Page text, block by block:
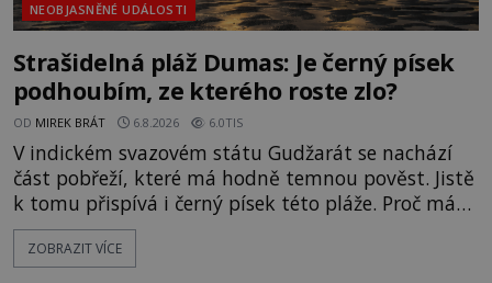
NEOBJASNĚNÉ UDÁLOSTI
Strašidelná pláž Dumas: Je černý písek
podhoubím, ze kterého roste zlo?
OD MIREK BRÁT 6.8.2026 6.0TIS
V indickém svazovém státu Gudžarát se nachází
část pobřeží, které má hodně temnou pověst. Jistě
k tomu přispívá i černý písek této pláže. Proč má
pláž takové netypické zbarvení? Nakolik jsou
pravdivé historky, že zde došlo k nevysvětlitelným
ZOBRAZIT VÍCE